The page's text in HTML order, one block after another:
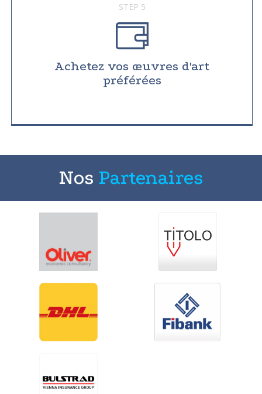
STEP 5
Achetez vos œuvres d'art
préférées
Nos Partenaires